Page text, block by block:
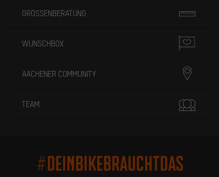
GRÖSSENBERATUNG
WUNSCHBOX
AACHENER COMMUNITY
TEAM
#DEINBIKEBRAUCHTDAS